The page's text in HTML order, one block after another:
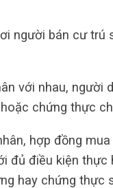
người bán cư trú
với nhau, người
chứng thực
hợp đồng
điều kiện thực
hay chứng thực